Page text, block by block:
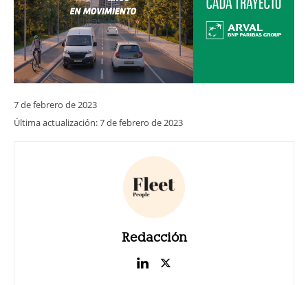
7 de febrero de 2023
Última actualización:7 de febrero de 2023
Redacción